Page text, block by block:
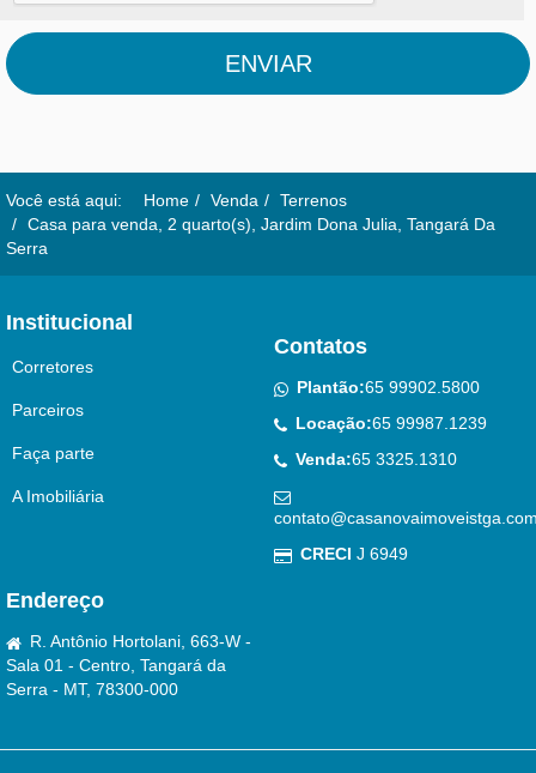
ENVIAR
Você está aqui: Home Venda
Terrenos
Casa para venda, 2 quarto(s), Jardim Dona Julia, Tangará Da
Serra
Institucional
Corretores
Parceiros
Faça parte
A Imobiliária
Contatos
Plantão:65 99902.5800
Locação:65 99987.1239
Venda:65 3325.1310
CRECI J 6949
Endereço
R. Antônio Hortolani, 663-W -
Sala 01 - Centro, Tangará da
Serra - MT, 78300-000